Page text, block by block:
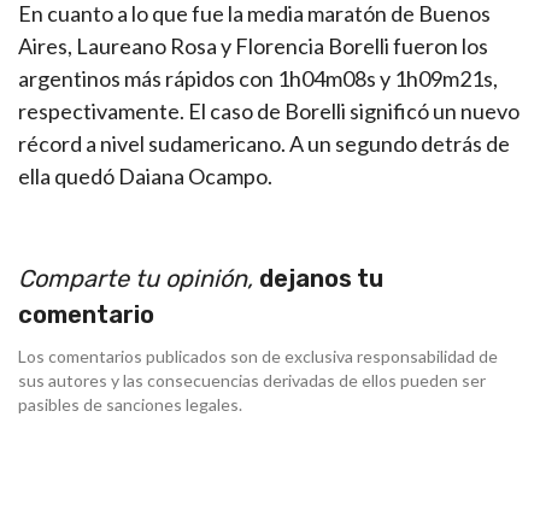
En cuanto a lo que fue la media maratón de Buenos
Aires, Laureano Rosa y Florencia Borelli fueron los
argentinos más rápidos con 1h04m08s y 1h09m21s,
respectivamente. El caso de Borelli significó un nuevo
récord a nivel sudamericano. A un segundo detrás de
ella quedó Daiana Ocampo.
Comparte tu opinión, dejanos tu
comentario
Los comentarios publicados son de exclusiva responsabilidad de
sus autores y las consecuencias derivadas de ellos pueden ser
pasibles de sanciones legales.